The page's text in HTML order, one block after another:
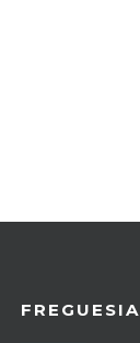
FREGUESIA